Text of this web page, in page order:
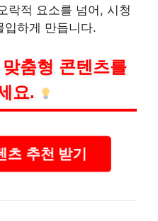
락적 요소를 넘어, 시청
입하게 만듭니다.
춤형 콘텐츠를
요.
추천 받기